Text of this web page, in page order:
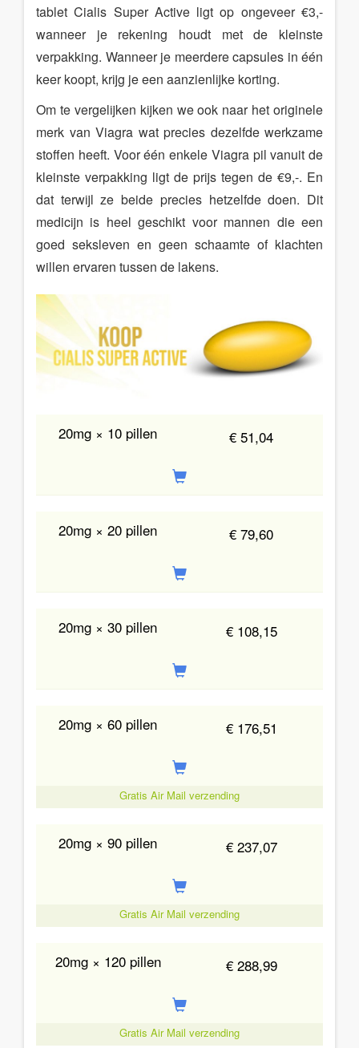
tablet Cialis Super Active ligt op ongeveer €3,-
wanneer je rekening houdt met de kleinste
verpakking. Wanneer je meerdere capsules in één
keer koopt, krijg je een aanzienlijke korting.
Om te vergelijken kijken we ook naar het originele
merk van Viagra wat precies dezelfde werkzame
stoffen heeft. Voor één enkele Viagra pil vanuit de
kleinste verpakking ligt de prijs tegen de €9,-. En
dat terwijl ze beide precies hetzelfde doen. Dit
medicijn is heel geschikt voor mannen die een
goed seksleven en geen schaamte of klachten
willen ervaren tussen de lakens.
20mg × 10 pillen € 51,04
20mg × 20 pillen € 79,60
20mg × 30 pillen € 108,15
20mg × 60 pillen € 176,51
Gratis Air Mail verzending
20mg × 90 pillen € 237,07
Gratis Air Mail verzending
20mg × 120 pillen € 288,99
Gratis Air Mail verzending